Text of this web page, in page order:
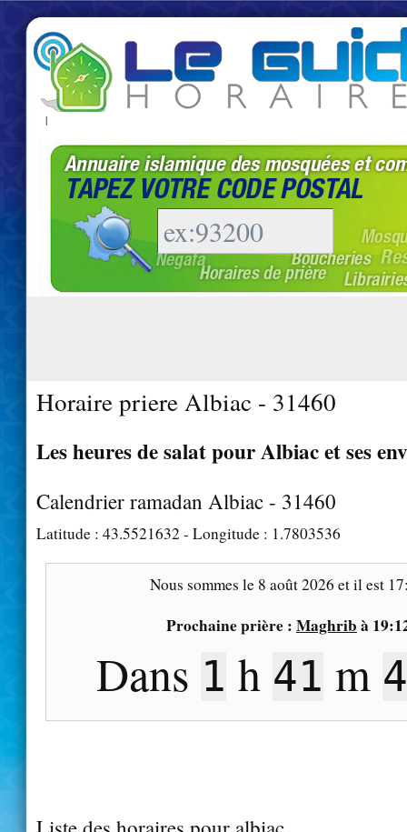
|
Horaire priere Albiac - 31460
Les heures de salat pour Albiac et ses
Calendrier ramadan Albiac - 31460
Latitude : 43.5521632 - Longitude : 1.7803536
Nous sommes le 8 août 2026 et il est
Prochaine prière : Maghrib à
Dans 1 h 41 m